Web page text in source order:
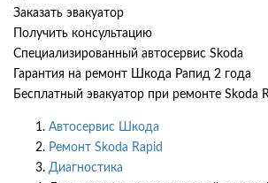
Заказать эвакуатор
Получить консультацию
Специализированный автосервис Skoda
Гарантия на ремонт Шкода Рапид 2 года
Бесплатный эвакуатор при ремонте Skoda
Автосервис Шкода
Ремонт Skoda Rapid
Диагностика